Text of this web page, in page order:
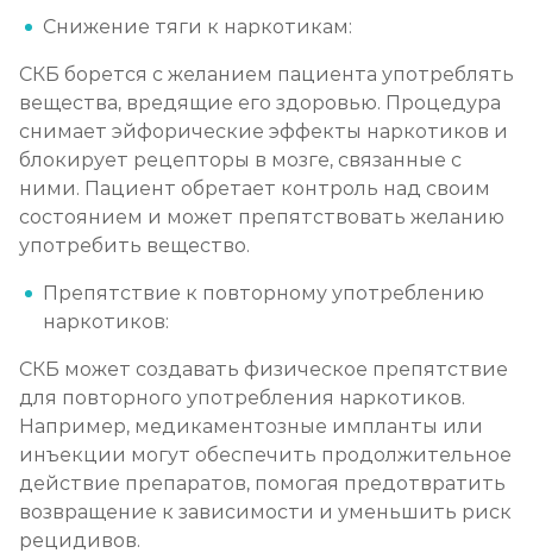
Снижение тяги к наркотикам:
СКБ борется с желанием пациента употреблять
вещества, вредящие его здоровью. Процедура
снимает эйфорические эффекты наркотиков и
блокирует рецепторы в мозге, связанные с
ними. Пациент обретает контроль над своим
состоянием и может препятствовать желанию
употребить вещество.
Препятствие к повторному употреблению
наркотиков:
СКБ может создавать физическое препятствие
для повторного употребления наркотиков.
Например, медикаментозные импланты или
инъекции могут обеспечить продолжительное
действие препаратов, помогая предотвратить
возвращение к зависимости и уменьшить риск
рецидивов.